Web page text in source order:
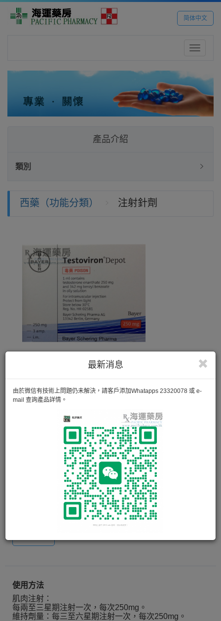
简体中文
Toggle
最新消息
由於微信有技術上問題仍未解決，請客戶添加Whatapps 23320078 或 e-
mail 查詢產品詳情。
產品介紹
類別
西藥（功能分類） 注射針劑
TESTOVIRON DEPOT
INJECTION 250MG IM
Testoviron含有男性激素（又稱睾丸素），用於補充男性
激素不足而引起身體或. . . . . .
使用方法
肌肉注射：
每兩至三星期注射一次，每次250mg。
維持劑量：每三至六星期注射一次，每次250mg。